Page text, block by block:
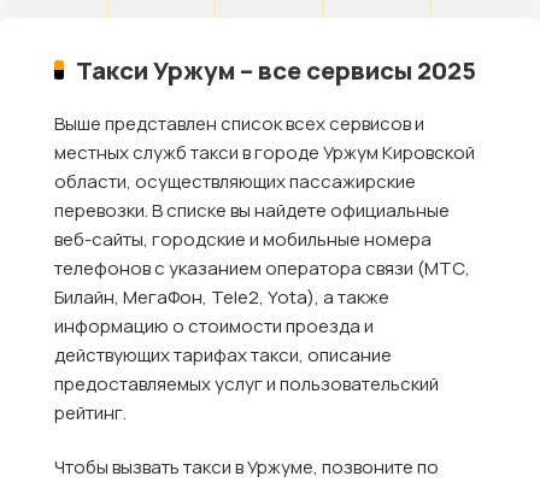
Такси Уржум – все сервисы 2025
Выше представлен список всех сервисов и
местных служб такси в городе Уржум Кировской
области, осуществляющих пассажирские
перевозки. В списке вы найдете официальные
веб-сайты, городские и мобильные номера
телефонов с указанием оператора связи (МТС,
Билайн, МегаФон, Tele2, Yota), а также
информацию о стоимости проезда и
действующих тарифах такси, описание
предоставляемых услуг и пользовательский
рейтинг.
Чтобы вызвать такси в Уржуме, позвоните по